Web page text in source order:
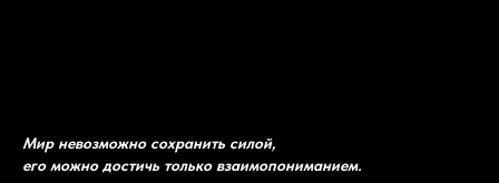
Мир невозможно сохранить силой,
его можно достичь только взаимопониманием.